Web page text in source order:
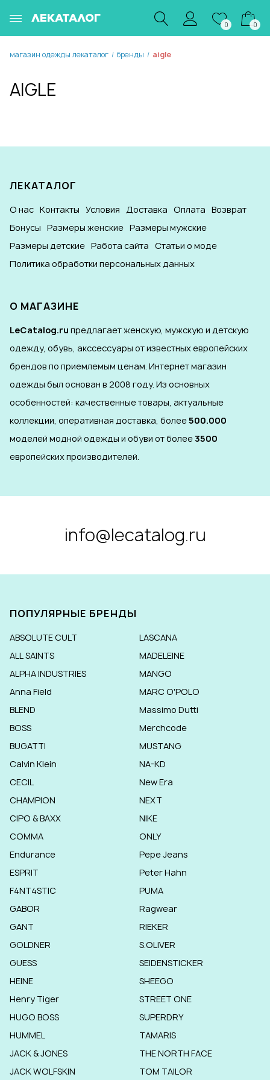
ЛЕКАТАЛОГ
0 0
магазин одежды лекаталог / бренды / aigle
AIGLE
ЛЕКАТАЛОГ
О нас Контакты Условия Доставка Оплата Возврат
Бонусы Размеры женские Размеры мужские
Размеры детские Работа сайта Статьи о моде
Политика обработки персональных данных
О МАГАЗИНЕ
LeCatalog.ru предлагает женскую, мужскую и детскую
одежду, обувь, акссессуары от известных европейских
брендов по приемлемым ценам. Интернет магазин
одежды был основан в 2008 году. Из основных
особенностей: качественные товары, актуальные
коллекции, оперативная доставка, более500.000
моделей модной одежды и обуви от более3500
европейских производителей.
info@lecatalog.ru
ПОПУЛЯРНЫЕ БРЕНДЫ
ABSOLUTE CULT
ALL SAINTS
ALPHA INDUSTRIES
Anna Field
BLEND
BOSS
BUGATTI
Calvin Klein
CECIL
CHAMPION
CIPO & BAXX
COMMA
Endurance
ESPRIT
F4NT4STIC
GABOR
GANT
GOLDNER
GUESS
HEINE
Henry Tiger
HUGO BOSS
HUMMEL
JACK & JONES
JACK WOLFSKIN
LASCANA
MADELEINE
MANGO
MARC O'POLO
Massimo Dutti
Merchcode
MUSTANG
NA-KD
New Era
NEXT
NIKE
ONLY
Pepe Jeans
Peter Hahn
PUMA
Ragwear
RIEKER
S.OLIVER
SEIDENSTICKER
SHEEGO
STREET ONE
SUPERDRY
TAMARIS
THE NORTH FACE
TOM TAILOR